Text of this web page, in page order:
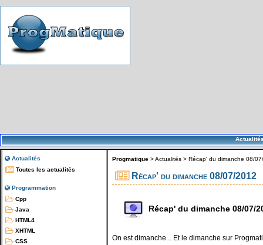
Actualités
Toutes les actualités
Programmation
Cpp
Java
HTML4
XHTML
CSS
Progmatique >Actualités > Récap' du dimanche 08/
Récap' du dimanche 08/07/2012
Récap' du dimanche 08/07/
On est dimanche... Et le dimanche sur